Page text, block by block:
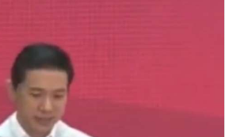
将于3月30日公开宣判
人高承勇抢劫、故意杀人、强奸、侮辱尸
共328条，20条/页，共17页
广告服务 推广合作